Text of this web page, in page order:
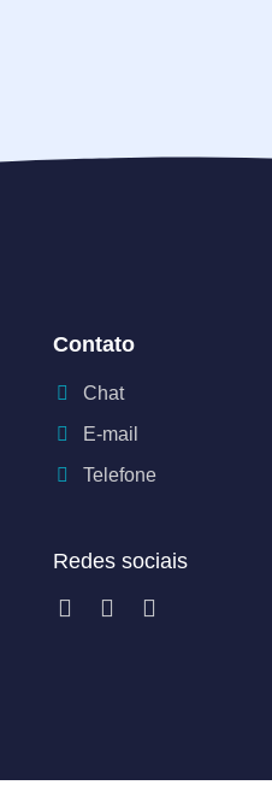
Contato
Chat
E-mail
Telefone
Redes sociais